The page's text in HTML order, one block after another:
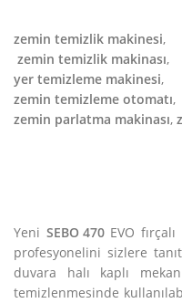
zemin temizlik makinesi
zemin temizlik makinası
yer temizleme makinesi
zemin temizleme otomatı
zemin parlatma makinası,
Yeni SEBO 470EVO fırçalı
profesyonelini sizlere
duvara halı kaplı
temizlenmesinde